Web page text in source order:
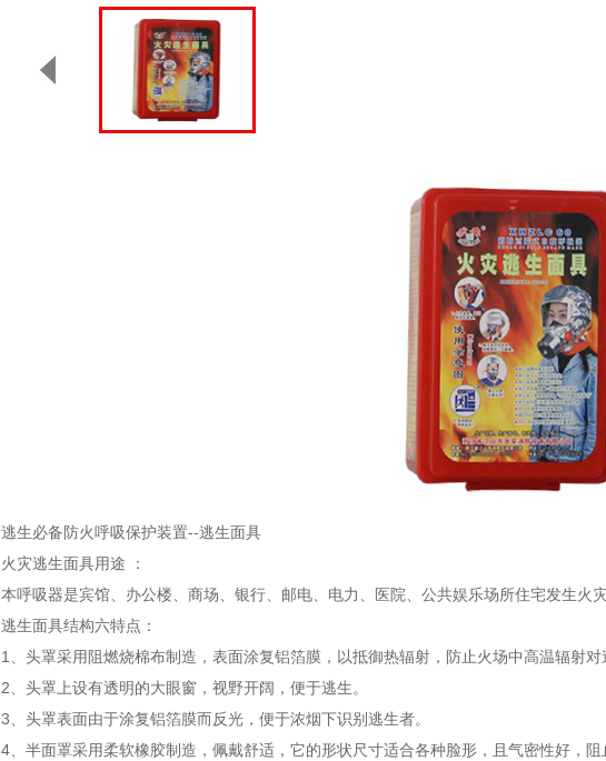
逃生必备防火呼吸保护装置--逃生面具
火灾逃生面具用途 ：
本呼吸器是宾馆、办公楼、商场、银行、邮电、电力、医院、公共娱乐场所住宅发生火
逃生面具结构六特点：
1、头罩采用阻燃烧棉布制造，表面涂复铝箔膜，以抵御热辐射，防止火场中高温辐射
2、头罩上设有透明的大眼窗，视野开阔，便于逃生。
3、头罩表面由于涂复铝箔膜而反光，便于浓烟下识别逃生者。
4、半面罩采用柔软橡胶制造，佩戴舒适，它的形状尺寸适合各种脸形，且气密性好，